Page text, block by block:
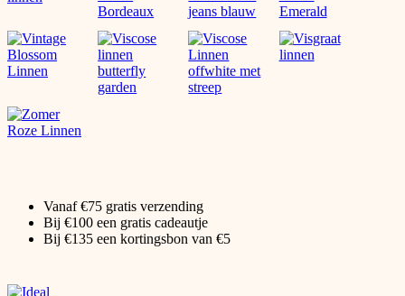
Vanaf €75 gratis verzending
Bij €100 een gratis cadeautje
Bij €135 een kortingsbon van €5